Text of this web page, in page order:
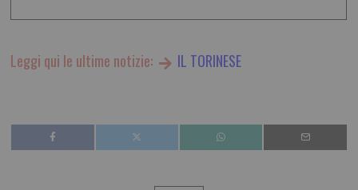
Leggi qui le ultime notizie: IL TORINESE